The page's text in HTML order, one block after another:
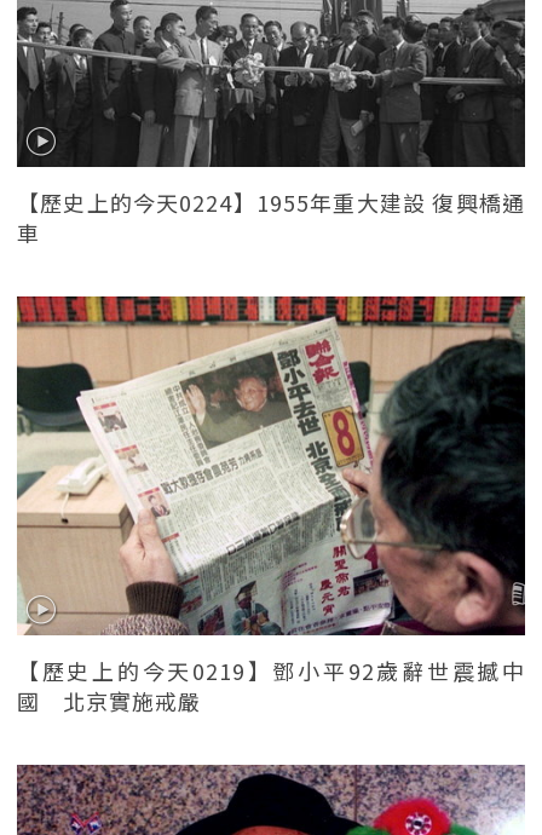
【歷史上的今天0224】1955年重大建設 復興橋通
車
【歷史上的今天0219】鄧小平92歲辭世震撼中
國 北京實施戒嚴